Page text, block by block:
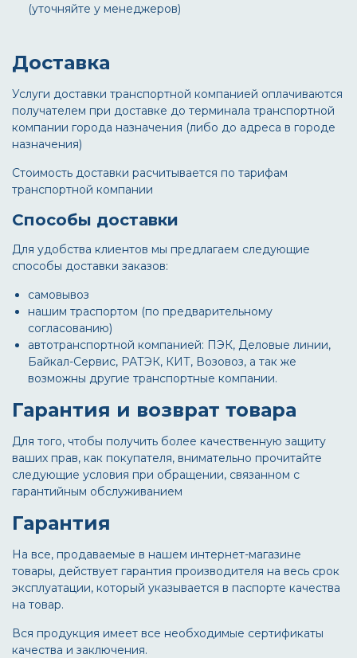
(уточняйте у менеджеров)
Доставка
Услуги доставки транспортной компанией оплачиваются
получателем при доставке до терминала транспортной
компании города назначения (либо до адреса в городе
назначения)
Стоимость доставки расчитывается по тарифам
транспортной компании
Способы доставки
Для удобства клиентов мы предлагаем следующие
способы доставки заказов:
самовывоз
нашим траспортом (по предварительному
согласованию)
автотранспортной компанией: ПЭК, Деловые линии,
Байкал-Сервис, РАТЭК, КИТ, Возовоз, а так же
возможны другие транспортные компании.
Гарантия и возврат товара
Для того, чтобы получить более качественную защиту
ваших прав, как покупателя, внимательно прочитайте
следующие условия при обращении, связанном с
гарантийным обслуживанием
Гарантия
На все, продаваемые в нашем интернет-магазине
товары, действует гарантия производителя на весь срок
эксплуатации, который указывается в паспорте качества
на товар.
Вся продукция имеет все необходимые сертификаты
качества и заключения.